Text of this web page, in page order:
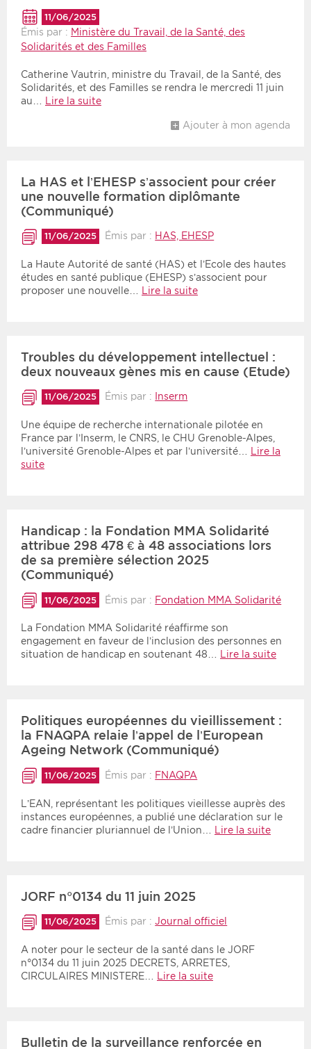
11/06/2025
Émis par : Ministère du Travail, de la Santé, des
Solidarités et des Familles
Catherine Vautrin, ministre du Travail, de la Santé, des
Solidarités, et des Familles se rendra le mercredi 11 juin
au… Lire la suite
Ajouter à mon agenda
La HAS et l’EHESP s’associent pour créer
une nouvelle formation diplômante
(Communiqué)
11/06/2025 Émis par : HAS, EHESP
La Haute Autorité de santé (HAS) et l’Ecole des hautes
études en santé publique (EHESP) s’associent pour
proposer une nouvelle…
Lire la suite
Troubles du développement intellectuel :
deux nouveaux gènes mis en cause (Etude)
11/06/2025 Émis par : Inserm
Une équipe de recherche internationale pilotée en
France par l’Inserm, le CNRS, le CHU Grenoble-Alpes,
l’université Grenoble-Alpes et par l’université…
Lire la
suite
Handicap : la Fondation MMA Solidarité
attribue 298 478 € à 48 associations lors
de sa première sélection 2025
(Communiqué)
11/06/2025 Émis par : Fondation MMA Solidarité
La Fondation MMA Solidarité réaffirme son
engagement en faveur de l’inclusion des personnes en
situation de handicap en soutenant 48… Lire la suite
Politiques européennes du vieillissement :
la FNAQPA relaie l’appel de l’European
Ageing Network (Communiqué)
11/06/2025 Émis par : FNAQPA
L’EAN, représentant les politiques vieillesse auprès des
instances européennes, a publié une déclaration sur le
cadre financier pluriannuel de l’Union… Lire la suite
JORF n°0134 du 11 juin 2025
11/06/2025 Émis par :Journal officiel
A noter pour le secteur de la santé dans le JORF
n°0134 du 11 juin 2025 DECRETS, ARRETES,
CIRCULAIRES MINISTERE…
Lire la suite
Bulletin de la surveillance renforcée en